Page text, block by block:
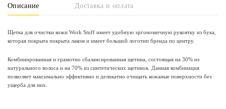
Описание Доставка и оплата
Щетка для очистки кожи Work Stuff имеет удобную эргономичную рукоятку из бука,
которая покрыта покрыта лаком и имеет большой логотип бренда по центру.
Комбинированная и грамотно сбалансированная щетина, состоящая на 30% из
натурального волоса и на 70% из синтетических щетинок. Данная комбинация
позволяет максимально эффективно и деликатно очищать кожаные поверхности без
ущерба для них.